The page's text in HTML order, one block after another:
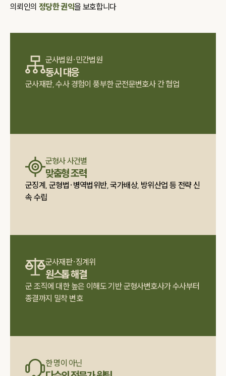
글로벌 파트너 로펌
고객의 소리
통합검색
AI대륜
의뢰인의 정당한 권익을 보호합니다
군사법원·민간법원
동시 대응
군사재판, 수사 경험이 풍부한 군전문변호사 간 협업
군형사 사건별
맞춤형 조력
군징계, 군형법·병역법위반, 국가배상, 방위산업 등 전략 신
속 수립
군사재판·징계위
원스톱 해결
군 조직에 대한 높은 이해도 기반 군형사변호사가 수사부터
종결까지 밀착 변호
한 명이 아닌